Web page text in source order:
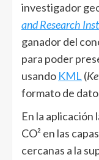
investigador
and Research
ganador del
para poder
usando KML (
formato de
En la
CO² en las
cercanas a la